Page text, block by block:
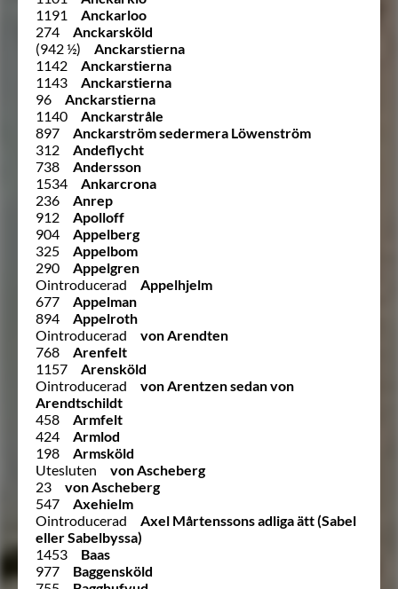
1191
Anckarloo
274
Anckarsköld
(942 ½)
Anckarstierna
1142
Anckarstierna
1143
Anckarstierna
96
Anckarstierna
1140
Anckarstråle
897
Anckarström sedermera Löwenström
312
Andeflycht
738
Andersson
1534
Ankarcrona
236
Anrep
912
Apolloff
904
Appelberg
325
Appelbom
290
Appelgren
Ointroducerad
Appelhjelm
677
Appelman
894
Appelroth
Ointroducerad
von Arendten
768
Arenfelt
1157
Arensköld
Ointroducerad
von Arentzen sedan von
Arendtschildt
458
Armfelt
424
Armlod
198
Armsköld
Utesluten
von Ascheberg
23
von Ascheberg
547
Axehielm
Ointroducerad
Axel Mårtenssons adliga ätt (Sabel
eller Sabelbyssa)
1453
Baas
977
Baggensköld